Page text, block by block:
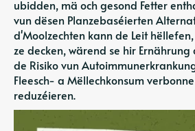
ubidden, mä och gesond Fetter
vun dësen Planzebaséierten
d'Moolzechten kann de Leit
ze decken, wärend se hir
de Risiko vun
Fleesch- a Mëllechkonsum
reduzéieren.